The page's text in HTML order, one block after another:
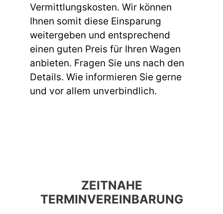
Vermittlungskosten. Wir können
Ihnen somit diese Einsparung
weitergeben und entsprechend
einen guten Preis für Ihren Wagen
anbieten. Fragen Sie uns nach den
Details. Wie informieren Sie gerne
und vor allem unverbindlich.
ZEITNAHE
TERMINVEREINBARUNG